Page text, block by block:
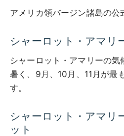
アメリカ領バージン諸島の公
シャーロット・アマリ
シャーロット・アマリーの気
暑く、9月、10月、11月が最
す。
シャーロット・アマリ
ット